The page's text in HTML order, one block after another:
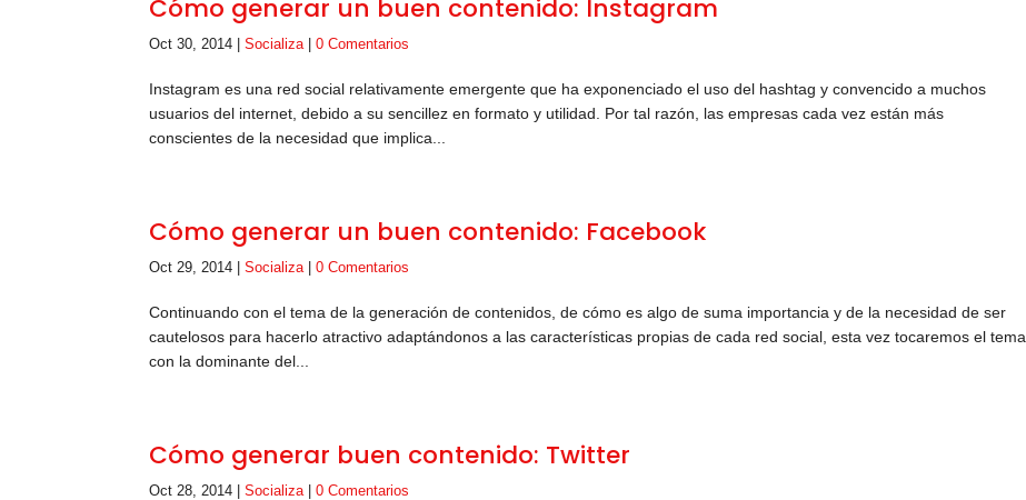
Cómo generar un buen contenido: Instagram
Oct 30, 2014 |Socializa|0 Comentarios
Instagram es una red social relativamente emergente que ha exponenciado el uso del hashtag y convencido a muchos
usuarios del internet, debido a su sencillez en formato y utilidad. Por tal razón, las empresas cada vez están más
conscientes de la necesidad que implica...
Cómo generar un buen contenido: Facebook
Oct 29, 2014 |Socializa|0 Comentarios
Continuando con el tema de la generación de contenidos, de cómo es algo de suma importancia y de la necesidad de ser
cautelosos para hacerlo atractivo adaptándonos a las características propias de cada red social, esta vez tocaremos el tema
con la dominante del...
Cómo generar buen contenido: Twitter
Oct 28, 2014 |Socializa|0 Comentarios